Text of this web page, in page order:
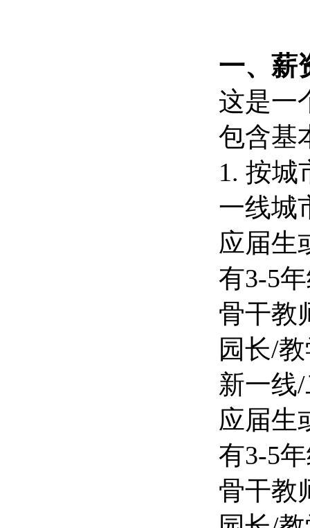
一、薪
这是一
包含基
1. 按城
一线城
应届生
有3-5
骨干教
园长/
新一线
应届生
有3-5
骨干教